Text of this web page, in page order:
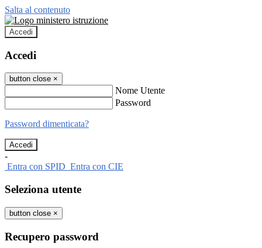
Salta al contenuto
Accedi
Accedi
button close ×
Nome Utente
Password
Password dimenticata?
-
Entra con SPID Entra con CIE
Seleziona utente
button close ×
Recupero password